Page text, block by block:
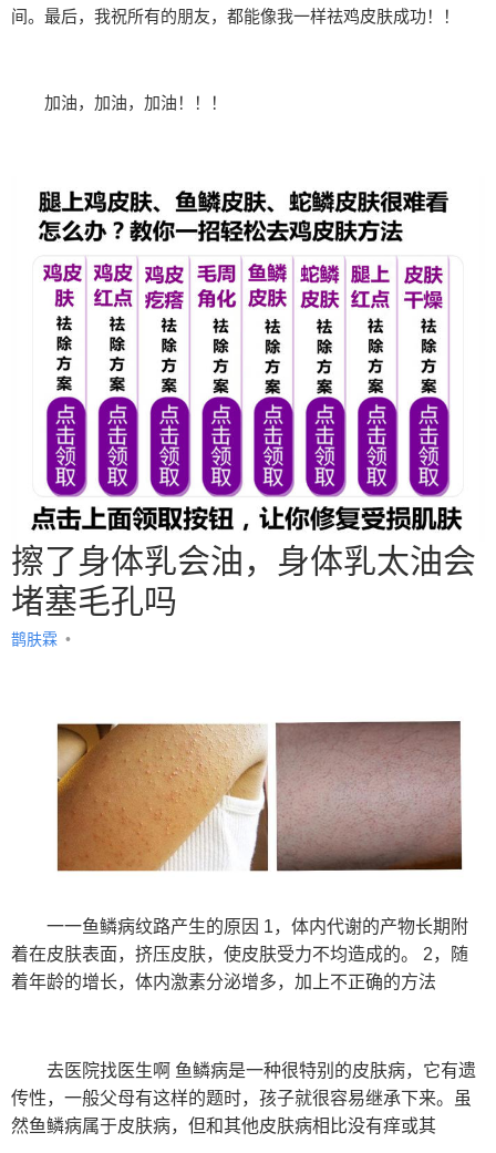
间。最后，我祝所有的朋友，都能像我一样祛鸡皮肤成功！！
加油，加油，加油！！！
擦了身体乳会油，身体乳太油会
堵塞毛孔吗
鹊肤霖 •
一一鱼鳞病纹路产生的原因 1，体内代谢的产物长期附
着在皮肤表面，挤压皮肤，使皮肤受力不均造成的。 2，随
着年龄的增长，体内激素分泌增多，加上不正确的方法
去医院找医生啊 鱼鳞病是一种很特别的皮肤病，它有遗
传性，一般父母有这样的题时，孩子就很容易继承下来。虽
然鱼鳞病属于皮肤病，但和其他皮肤病相比没有痒或其